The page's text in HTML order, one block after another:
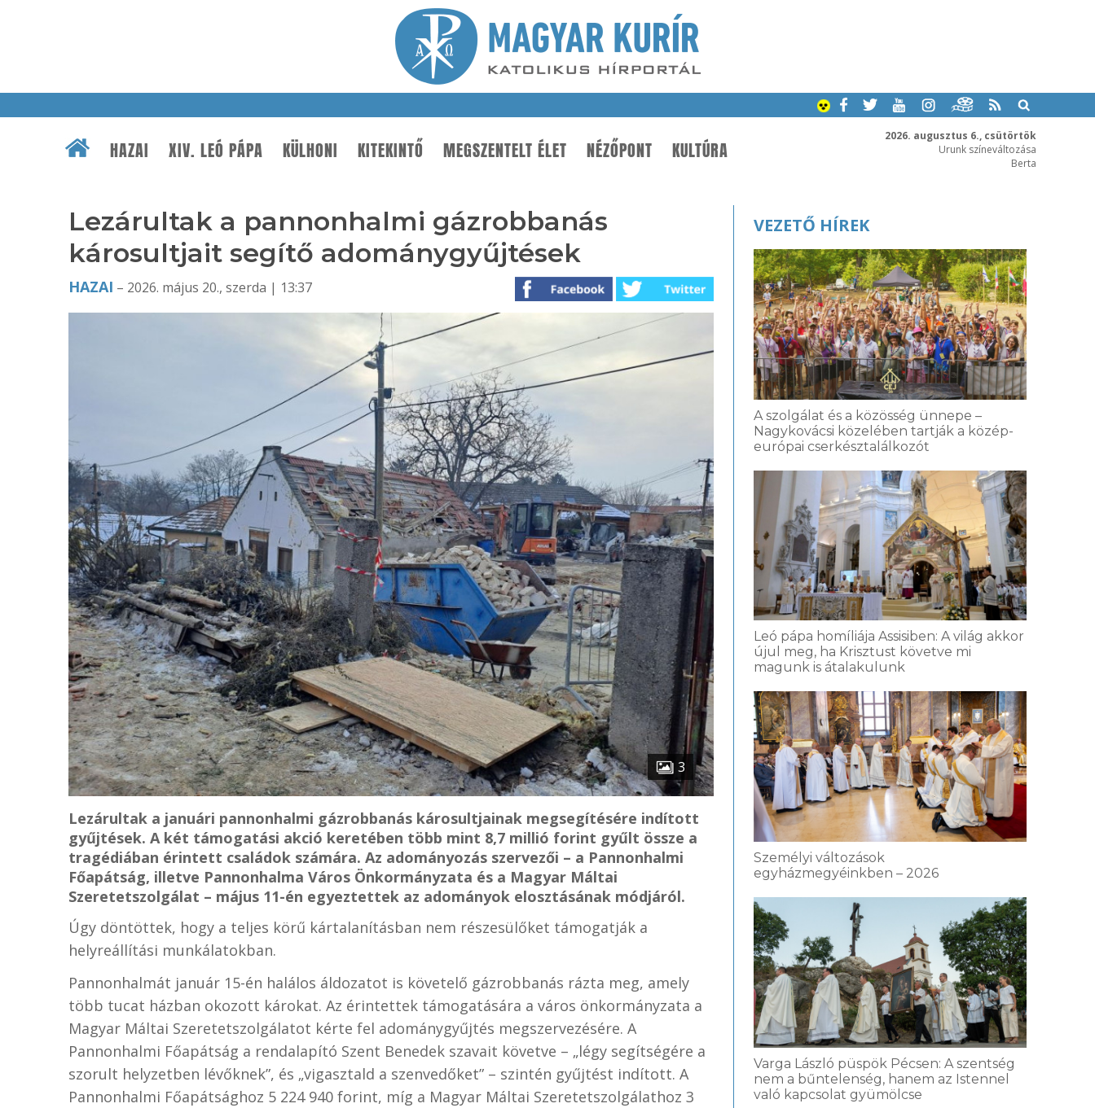
2026. augusztus 6., csütörtök
Urunk színeváltozása
Berta
HAZAI XIV. LEÓ PÁPA KÜLHONI KITEKINTŐ MEGSZENTELT ÉLET NÉZŐPONT KULTÚRA
Lezárultak a pannonhalmi gázrobbanás
károsultjait segítő adománygyűjtések
HAZAI – 2026. május 20., szerda | 13:37
3
Lezárultak a januári pannonhalmi gázrobbanás károsultjainak megsegítésére indított
gyűjtések. A két támogatási akció keretében több mint 8,7 millió forint gyűlt össze a
tragédiában érintett családok számára. Az adományozás szervezői – a Pannonhalmi
Főapátság, illetve Pannonhalma Város Önkormányzata és a Magyar Máltai
Szeretetszolgálat – május 11-én egyeztettek az adományok elosztásának módjáról.
Úgy döntöttek, hogy a teljes körű kártalanításban nem részesülőket támogatják a
helyreállítási munkálatokban.
Pannonhalmát január 15-én halálos áldozatot is követelő gázrobbanás rázta meg, amely
több tucat házban okozott károkat. Az érintettek támogatására a város önkormányzata a
Magyar Máltai Szeretetszolgálatot kérte fel adománygyűjtés megszervezésére. A
Pannonhalmi Főapátság a rendalapító Szent Benedek szavait követve – „légy segítségére a
szorult helyzetben lévőknek”, és „vigasztald a szenvedőket” – szintén gyűjtést indított. A
Pannonhalmi Főapátsághoz 5 224 940 forint, míg a Magyar Máltai Szeretetszolgálathoz 3
VEZETŐ HÍREK
A szolgálat és a közösség ünnepe –
Nagykovácsi közelében tartják a közép-
európai cserkésztalálkozót
Leó pápa homíliája Assisiben: A világ akkor
újul meg, ha Krisztust követve mi
magunk is átalakulunk
Személyi változások
egyházmegyéinkben – 2026
Varga László püspök Pécsen: A szentség
nem a bűntelenség, hanem az Istennel
való kapcsolat gyümölcse